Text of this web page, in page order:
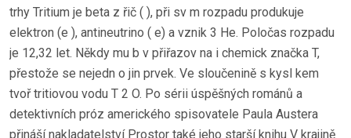
trhy Tritium je beta z řič ( ), při sv m rozpadu produkuje
elektron (e ), antineutrino ( e) a vznik 3 He. Poločas rozpadu
je 12,32 let. Někdy mu b v přiřazov na i chemick značka T,
přestože se nejedn o jin prvek. Ve sloučenině s kysl kem
tvoř tritiovou vodu T 2 O. Po sérii úspěšných románů a
detektivních próz amerického spisovatele Paula Austera
přináší nakladatelství Prostor také jeho starší knihu V krajině